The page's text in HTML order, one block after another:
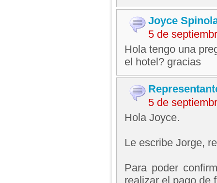
Joyce
5 de
Hola tengo una
el hotel? gracias
5 de
Hola Joyce.
Le escribe Jorge,
Para poder
realizar el pago de